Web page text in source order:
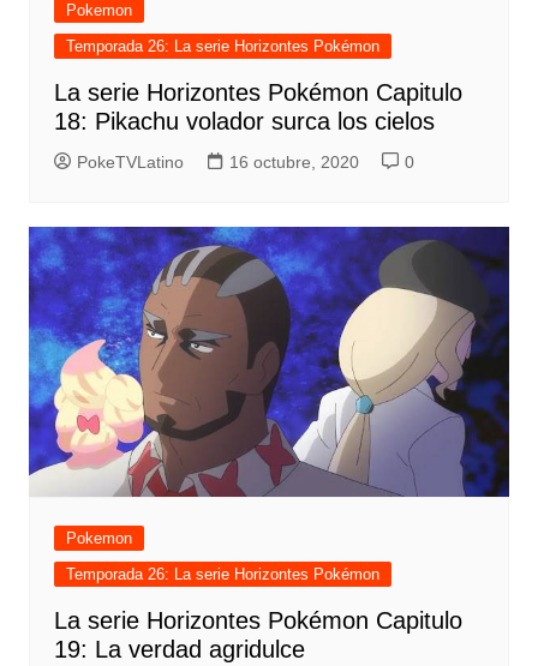
Pokemon
Temporada 26: La serie Horizontes Pokémon
La serie Horizontes Pokémon Capitulo
18: Pikachu volador surca los cielos
PokeTVLatino 16 octubre, 2020 0
Pokemon
Temporada 26: La serie Horizontes Pokémon
La serie Horizontes Pokémon Capitulo
19: La verdad agridulce